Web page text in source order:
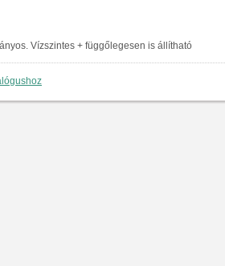
Vízszintes + függőlegesen is állítható